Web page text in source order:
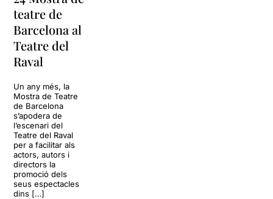
teatre de
Barcelona al
Teatre del
Raval
Un any més, la
Mostra de Teatre
de Barcelona
s’apodera de
l’escenari del
Teatre del Raval
per a facilitar als
actors, autors i
directors la
promoció dels
seus espectacles
dins […]